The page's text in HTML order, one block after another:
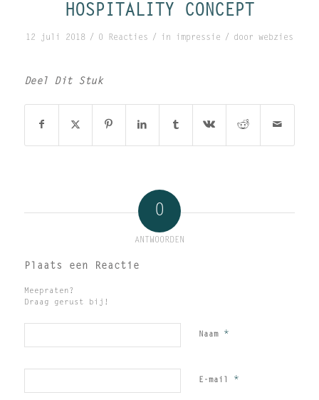
HOSPITALITY CONCEPT
12 juli 2018 / 0 Reacties / in impressie / door webzies
Deel Dit Stuk
0
ANTWOORDEN
Plaats een Reactie
Meepraten?
Draag gerust bij!
Naam *
E-mail *